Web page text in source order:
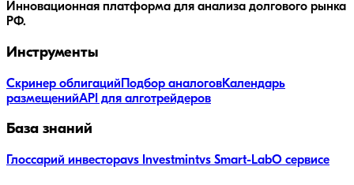
Инновационная платформа для анализа долгового рынка
РФ.
Инструменты
Скринер облигаций Подбор аналоговКалендарь
размещенийAPI для алготрейдеров
База знаний
Глоссарий инвестораvs Investmintvs Smart-LabО сервисе